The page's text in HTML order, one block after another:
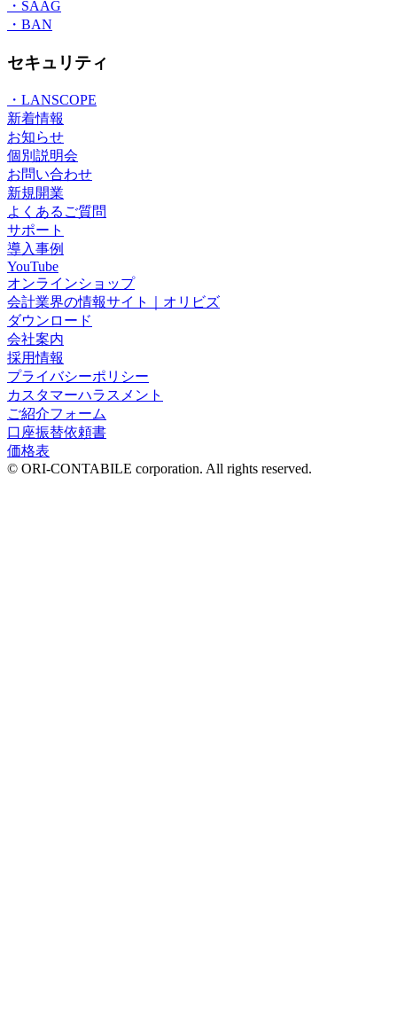
・SAAG
・BAN
セキュリティ
・LANSCOPE
新着情報
お知らせ
個別説明会
お問い合わせ
新規開業
よくあるご質問
サポート
導入事例
YouTube
オンラインショップ
会計業界の情報サイト｜オリビズ
ダウンロード
会社案内
採用情報
プライバシーポリシー
カスタマーハラスメント
ご紹介フォーム
口座振替依頼書
価格表
© ORI-CONTABILE corporation. All rights reserved.